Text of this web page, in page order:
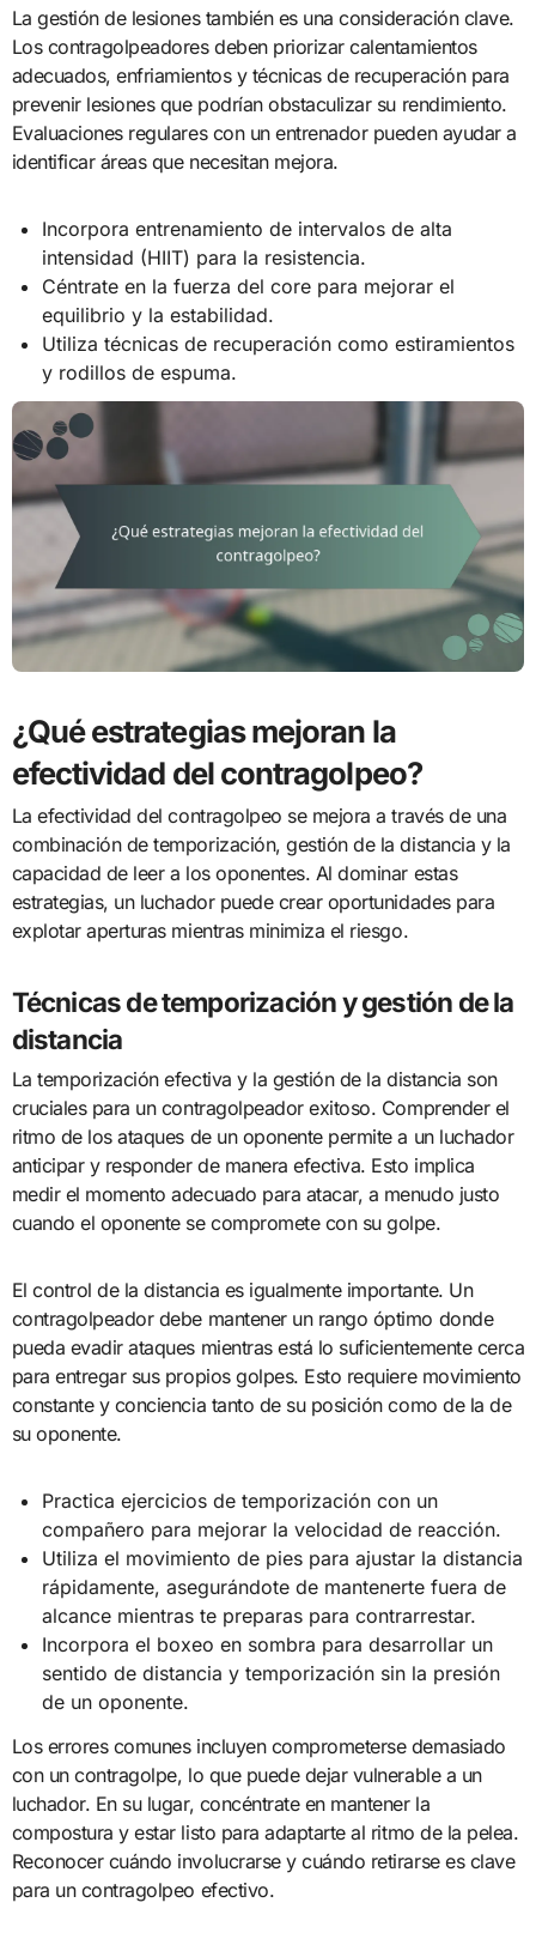
La gestión de lesiones también es una consideración clave.
Los contragolpeadores deben priorizar calentamientos
adecuados, enfriamientos y técnicas de recuperación para
prevenir lesiones que podrían obstaculizar su rendimiento.
Evaluaciones regulares con un entrenador pueden ayudar a
identificar áreas que necesitan mejora.
Incorpora entrenamiento de intervalos de alta
intensidad (HIIT) para la resistencia.
Céntrate en la fuerza del core para mejorar el
equilibrio y la estabilidad.
Utiliza técnicas de recuperación como estiramientos
y rodillos de espuma.
¿Qué estrategias mejoran la
efectividad del contragolpeo?
La efectividad del contragolpeo se mejora a través de una
combinación de temporización, gestión de la distancia y la
capacidad de leer a los oponentes. Al dominar estas
estrategias, un luchador puede crear oportunidades para
explotar aperturas mientras minimiza el riesgo.
Técnicas de temporización y gestión de la
distancia
La temporización efectiva y la gestión de la distancia son
cruciales para un contragolpeador exitoso. Comprender el
ritmo de los ataques de un oponente permite a un luchador
anticipar y responder de manera efectiva. Esto implica
medir el momento adecuado para atacar, a menudo justo
cuando el oponente se compromete con su golpe.
El control de la distancia es igualmente importante. Un
contragolpeador debe mantener un rango óptimo donde
pueda evadir ataques mientras está lo suficientemente cerca
para entregar sus propios golpes. Esto requiere movimiento
constante y conciencia tanto de su posición como de la de
su oponente.
Practica ejercicios de temporización con un
compañero para mejorar la velocidad de reacción.
Utiliza el movimiento de pies para ajustar la distancia
rápidamente, asegurándote de mantenerte fuera de
alcance mientras te preparas para contrarrestar.
Incorpora el boxeo en sombra para desarrollar un
sentido de distancia y temporización sin la presión
de un oponente.
Los errores comunes incluyen comprometerse demasiado
con un contragolpe, lo que puede dejar vulnerable a un
luchador. En su lugar, concéntrate en mantener la
compostura y estar listo para adaptarte al ritmo de la pelea.
Reconocer cuándo involucrarse y cuándo retirarse es clave
para un contragolpeo efectivo.